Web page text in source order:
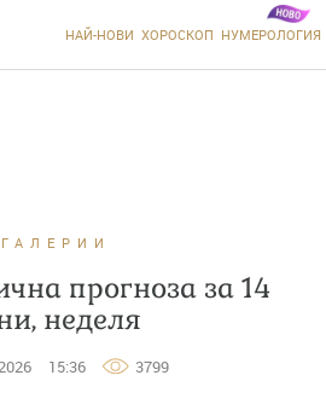
НАЙ-НОВИ ХОРОСКОП НУМЕРОЛОГИЯ
ГАЛЕРИИ
прогноза за 14
неделя
15:36 3799